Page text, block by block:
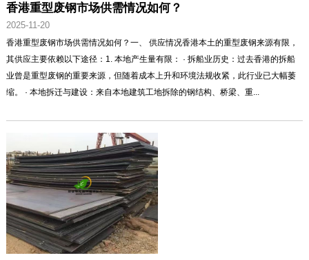
香港重型废钢市场供需情况如何？
2025-11-20
香港重型废钢市场供需情况如何？一、 供应情况香港本土的重型废钢来源有限，
其供应主要依赖以下途径：1. 本地产生量有限： · 拆船业历史：过去香港的拆船
业曾是重型废钢的重要来源，但随着成本上升和环境法规收紧，此行业已大幅萎
缩。 · 本地拆迁与建设：来自本地建筑工地拆除的钢结构、桥梁、重...